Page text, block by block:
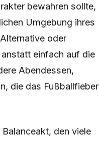
bewahren sollte,
Umgebung ihres
oder
einfach auf die
Abendessen,
die das Fußballfieber
den viele